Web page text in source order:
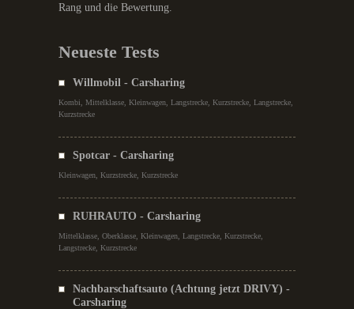
Rang und die Bewertung.
Neueste Tests
Willmobil - Carsharing
Kombi, Mittelklasse, Kleinwagen, Langstrecke, Kurzstrecke, Langstrecke,
Kurzstrecke
Spotcar - Carsharing
Kleinwagen, Kurzstrecke, Kurzstrecke
RUHRAUTO - Carsharing
Mittelklasse, Oberklasse, Kleinwagen, Langstrecke, Kurzstrecke,
Langstrecke, Kurzstrecke
Nachbarschaftsauto (Achtung jetzt DRIVY) -
Carsharing